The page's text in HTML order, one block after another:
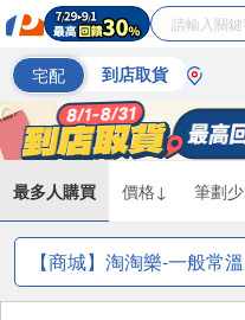
宅配 到店取貨
最多人購買 價格↓ 筆劃少
【商城】淘淘樂-一般常溫